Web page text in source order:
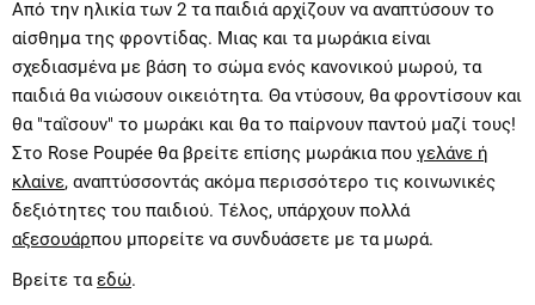
Από την ηλικία των 2 τα παιδιά αρχίζουν να αναπτύσουν το
αίσθημα της φροντίδας. Μιας και τα μωράκια είναι
σχεδιασμένα με βάση το σώμα ενός κανονικού μωρού, τα
παιδιά θα νιώσουν οικειότητα. Θα ντύσουν, θα φροντίσουν και
θα "ταΐσουν" το μωράκι και θα το παίρνουν παντού μαζί τους!
Στο Rose Poupée θα βρείτε επίσης μωράκια που γελάνε ή
κλαίνε, αναπτύσσοντάς ακόμα περισσότερο τις κοινωνικές
δεξιότητες του παιδιού. Τέλος, υπάρχουν πολλά
αξεσουάρπου μπορείτε να συνδυάσετε με τα μωρά.
Βρείτε τα εδώ.